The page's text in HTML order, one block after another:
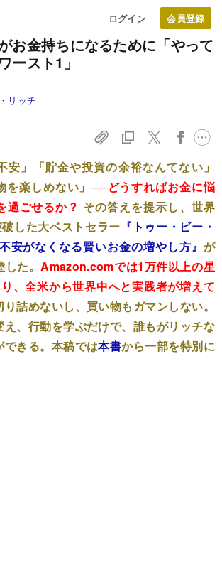
ログイン
お金持ちになるために「やって
ースト1」
リッチ
安」「貯金や投資の余裕なんてない」
を楽しめない」──​どうすればお金に悩
過ごせるか？ その答えを提示し、世界
した大ベストセラー 『トゥー・ビー・
安がなくなる賢いお金の増やし方』 が
した。Amazon.comでは1万件以上の星
、全米から世界中へと実践者が増えて
詰めないし、買い物もガマンしない。
え、行動を学ぶだけで、誰もがリッチな
きる。本稿では本書から一部を特別に